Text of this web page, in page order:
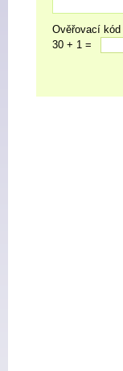
Ověřovací kód
30 + 1 =